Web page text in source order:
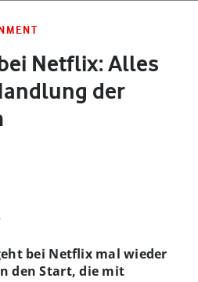
Netflix: Alles
der
bei Netflix mal wieder
den Start, die mit